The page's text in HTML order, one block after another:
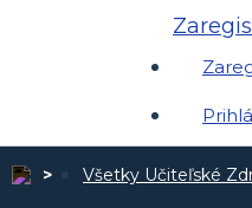
Všetky Učiteľské